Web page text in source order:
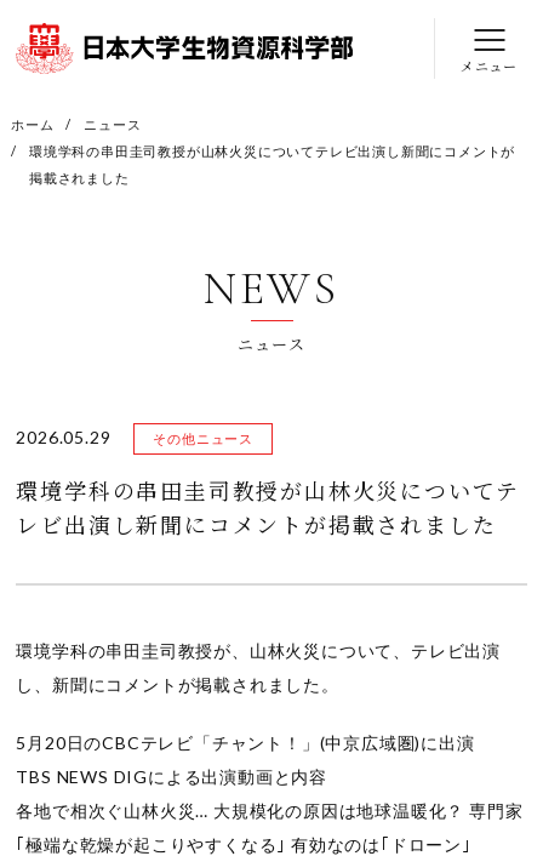
メニュー
ホーム
ニュース
環境学科の串田圭司教授が山林火災についてテレビ出演し新聞にコメントが
掲載されました
NEWS
ニュース
2026.05.29 その他ニュース
環境学科の串田圭司教授が山林火災についてテ
レビ出演し新聞にコメントが掲載されました
環境学科の串田圭司教授が、山林火災について、テレビ出演
し、新聞にコメントが掲載されました。
5月20日のCBCテレビ「チャント！」(中京広域圏)に出演
TBS NEWS DIGによる出演動画と内容
各地で相次ぐ山林火災… 大規模化の原因は地球温暖化？ 専門家
｢極端な乾燥が起こりやすくなる｣ 有効なのは｢ドローン｣